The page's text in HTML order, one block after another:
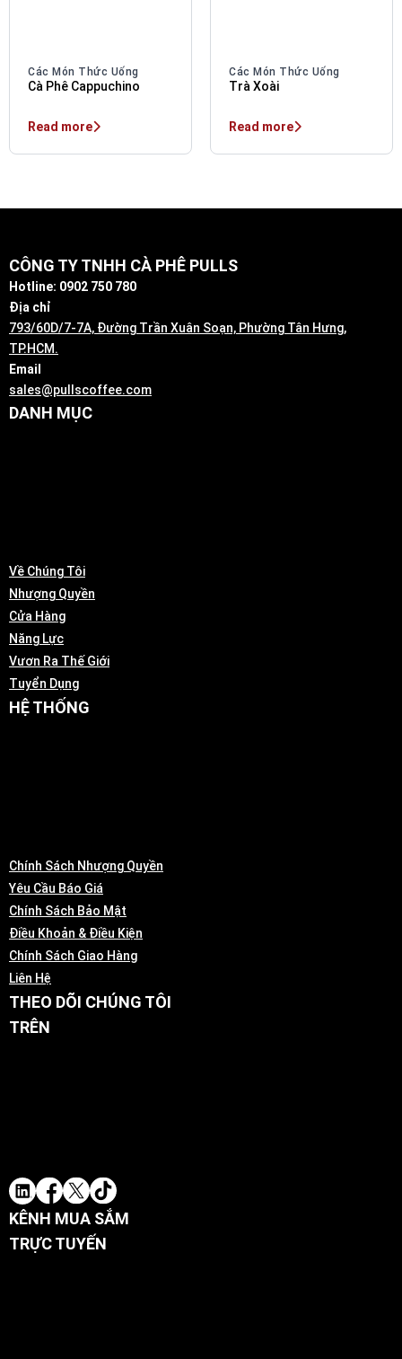
Các Món Thức Uống
Cà Phê Cappuchino
Read more
Các Món Thức Uống
Trà Xoài
Read more
CÔNG TY TNHH CÀ PHÊ PULLS
Hotline: 0902 750 780
Địa chỉ
793/60D/7-7A, Đường Trần Xuân Soạn, Phường Tân Hưng,
TP.HCM.
Email
sales@pullscoffee.com
DANH MỤC
Về Chúng Tôi
Nhượng Quyền
Cửa Hàng
Năng Lực
Vươn Ra Thế Giới
Tuyển Dụng
HỆ THỐNG
Chính Sách Nhượng Quyền
Yêu Cầu Báo Giá
Chính Sách Bảo Mật
Điều Khoản & Điều Kiện
Chính Sách Giao Hàng
Liên Hệ
THEO DÕI CHÚNG TÔI
TRÊN
KÊNH MUA SẮM
TRỰC TUYẾN